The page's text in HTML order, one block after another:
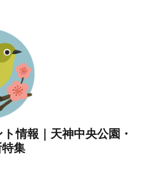
情報｜天神中央公園・
集